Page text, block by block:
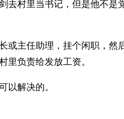
去村里当书记，但是他不
或主任助理，挂个闲职，然
里负责给发放工资。
以解决的。